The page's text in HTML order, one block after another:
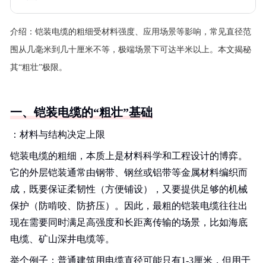
介绍： 铠装电缆的粗细受材料强度、应用场景等影响，常见直径范
围从几毫米到几十厘米不等，极端场景下可达半米以上。本文揭秘
其“粗壮”极限。
一、铠装电缆的“粗壮”基础
：材料与结构决定上限
铠装电缆的粗细，本质上是材料科学和工程设计的博弈。
它的外层铠装通常由钢带、钢丝或铝带等金属材料编织而
成，既要保证柔韧性（方便铺设），又要提供足够的机械
保护（防啃咬、防挤压）。因此，最粗的铠装电缆往往出
现在需要同时满足高强度和长距离传输的场景，比如海底
电缆、矿山深井电缆等。
举个例子：普通建筑用电缆直径可能只有1-3厘米，但用于